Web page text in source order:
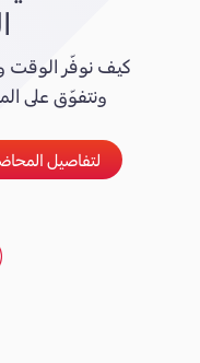
كيف نوفّر الوقت
ونتفوّق على
لتفاصيل